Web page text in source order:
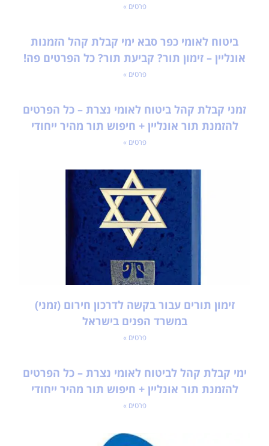
פרטים »
ביטוח לאומי כפר סבא ימי קבלת קהל הזמנות
אונליין – זימון תור? קביעת תור? כל הפרטים פה!
פרטים »
זמני קבלת קהל ביטוח לאומי נצרת – כל הפרטים
להזמנת תור אונליין + חיפוש תור מהיר ייחודי
פרטים »
זימון תורים עבור בקשה לדרכון חירום (זמני)
במשרד הפנים בישראל
פרטים »
ימי קבלת קהל לביטוח לאומי נצרת – כל הפרטים
להזמנת תור אונליין + חיפוש תור מהיר ייחודי
פרטים »